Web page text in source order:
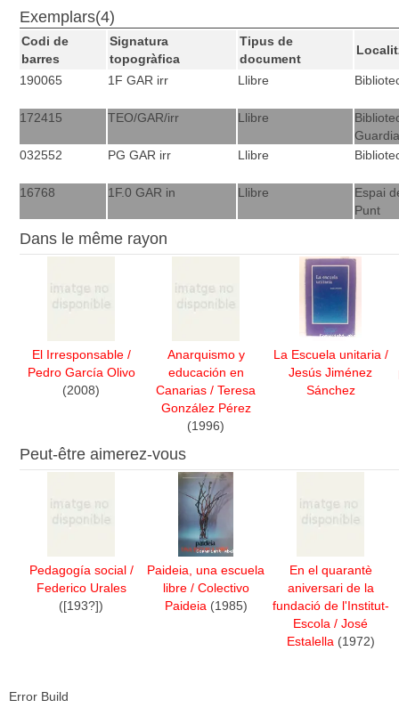
Exemplars(4)
Codi de
barres
Signatura
topogràfica
Tipus de
document
190065 1F GAR irr Llibre
172415 TEO/GAR/irr Llibre
Guardia
032552
PG GAR irr Llibre
16768 1F.0 GAR in Llibre
Espai
Punt
Dans le même rayon
El Irresponsable/
Pedro García Olivo
(2008)
Anarquismo y
educación en
Canarias / Teresa
González Pérez
(1996)
La Escuela unitaria /
Jesús Jiménez
Sánchez
Peut-être aimerez-vous
Pedagogía social/
Federico Urales
([193?])
Paideia, una escuela
libre/ Colectivo
Paideia (1985)
En el quarantè
aniversari de la
fundació de l'Institut-
Escola / José
Estalella (1972)
Error Build